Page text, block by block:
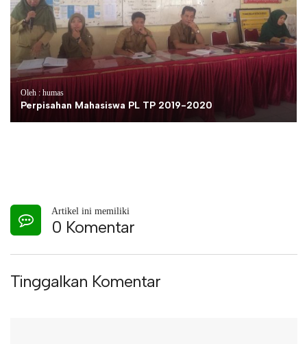
Oleh : humas
Perpisahan Mahasiswa PL TP 2019-2020
Artikel ini memiliki
0 Komentar
Tinggalkan Komentar